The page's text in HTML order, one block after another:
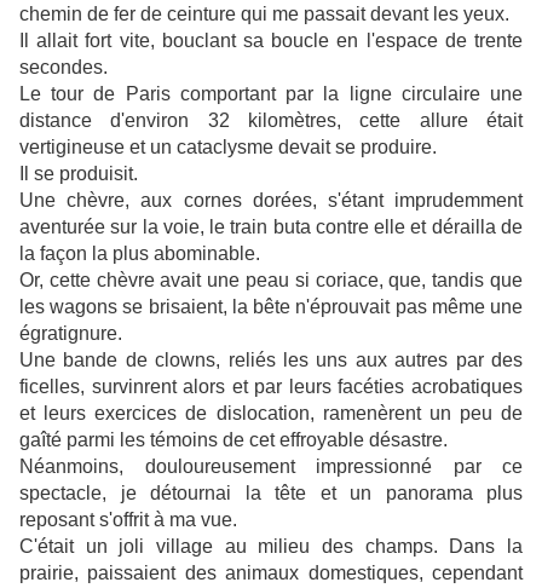
chemin de fer de ceinture qui me passait devant les yeux.
Il allait fort vite, bouclant sa boucle en l'espace de trente
secondes.
Le tour de Paris comportant par la ligne circulaire une
distance d'environ 32 kilomètres, cette allure était
vertigineuse et un cataclysme devait se produire.
Il se produisit.
Une chèvre, aux cornes dorées, s'étant imprudemment
aventurée sur la voie, le train buta contre elle et dérailla de
la façon la plus abominable.
Or, cette chèvre avait une peau si coriace, que, tandis que
les wagons se brisaient, la bête n'éprouvait pas même une
égratignure.
Une bande de clowns, reliés les uns aux autres par des
ficelles, survinrent alors et par leurs facéties acrobatiques
et leurs exercices de dislocation, ramenèrent un peu de
gaîté parmi les témoins de cet effroyable désastre.
Néanmoins, douloureusement impressionné par ce
spectacle, je détournai la tête et un panorama plus
reposant s'offrit à ma vue.
C'était un joli village au milieu des champs. Dans la
prairie, paissaient des animaux domestiques, cependant